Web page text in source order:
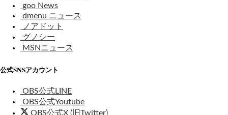
goo News
dmenu ニュース
ノアドット
グノシー
MSNニュース
公式SNSアカウント
OBS公式LINE
OBS公式Youtube
OBS公式X (旧Twitter)